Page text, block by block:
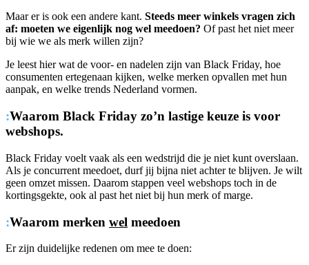
Maar er is ook een andere kant. Steeds meer winkels vragen zich
af: moeten we eigenlijk nog wel meedoen? Of past het niet meer
bij wie we als merk willen zijn?
Je leest hier wat de voor- en nadelen zijn van Black Friday, hoe
consumenten ertegenaan kijken, welke merken opvallen met hun
aanpak, en welke trends Nederland vormen.
:Waarom Black Friday zo’n lastige keuze is voor
webshops.
Black Friday voelt vaak als een wedstrijd die je niet kunt overslaan.
Als je concurrent meedoet, durf jij bijna niet achter te blijven. Je wilt
geen omzet missen. Daarom stappen veel webshops toch in de
kortingsgekte, ook al past het niet bij hun merk of marge.
:Waarom merken wel meedoen
Er zijn duidelijke redenen om mee te doen: